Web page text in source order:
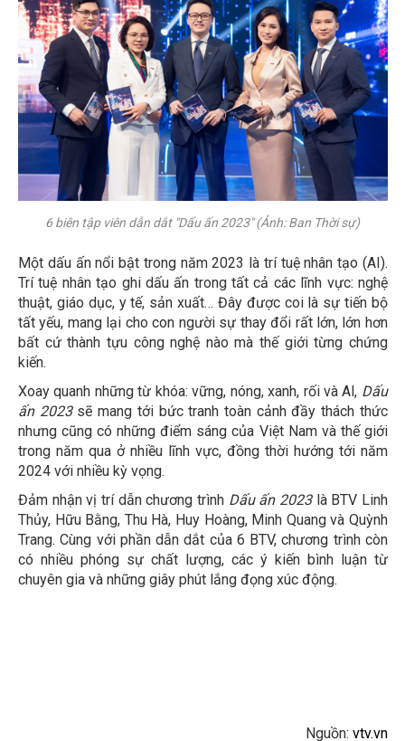
6 biên tập viên dẫn dắt "Dấu ấn 2023" (Ảnh: Ban Thời sự)
Một dấu ấn nổi bật trong năm 2023 là trí tuệ nhân tạo (AI).
Trí tuệ nhân tạo ghi dấu ấn trong tất cả các lĩnh vực: nghệ
thuật, giáo dục, y tế, sản xuất… Đây được coi là sự tiến bộ
tất yếu, mang lại cho con người sự thay đổi rất lớn, lớn hơn
bất cứ thành tựu công nghệ nào mà thế giới từng chứng
kiến.
Xoay quanh những từ khóa: vững, nóng, xanh, rối và Al, Dấu
ấn 2023sẽ mang tới bức tranh toàn cảnh đầy thách thức
nhưng cũng có những điểm sáng của Việt Nam và thế giới
trong năm qua ở nhiều lĩnh vực, đồng thời hướng tới năm
2024 với nhiều kỳ vọng.
Đảm nhận vị trí dẫn chương trình Dấu ấn 2023 là BTV Linh
Thủy, Hữu Bằng, Thu Hà, Huy Hoàng, Minh Quang và Quỳnh
Trang. Cùng với phần dẫn dắt của 6 BTV, chương trình còn
có nhiều phóng sự chất lượng, các ý kiến bình luận từ
chuyên gia và những giây phút lắng đọng xúc động.
Nguồn: vtv.vn